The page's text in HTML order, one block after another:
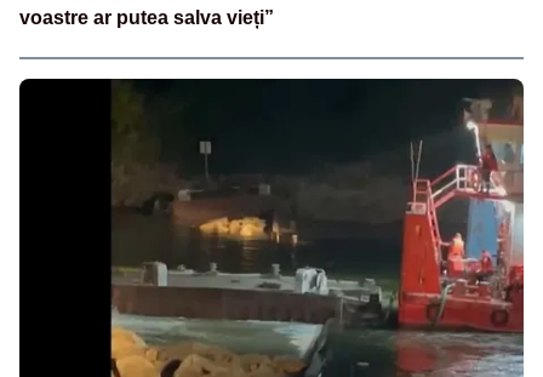
voastre ar putea salva vieți”